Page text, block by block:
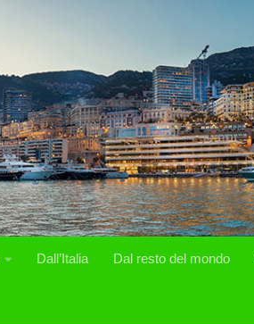
Dall’Italia Dal resto del mondo